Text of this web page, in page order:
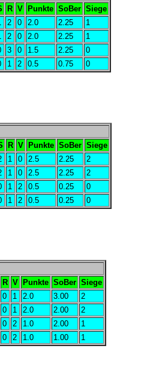
R V Punkte SoBer Siege
2 0 2.0 2.25
1
2 0 2.0 2.25
1
3 0 1.5 2.25
0
1 2 0.5 0.75 0
R V Punkte SoBer Siege
1 0 2.5 2.25
2
1 0 2.5 2.25
2
1 2 0.5 0.25
0
1 2 0.5 0.25 0
R V Punkte SoBer Siege
0 1 2.0 3.00
2
0 1 2.0 2.00
2
0 2 1.0 2.00
1
0 2 1.0 1.00 1